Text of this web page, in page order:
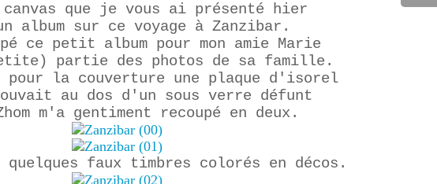
que je vous ai présenté hier
album sur ce voyage à Zanzibar.
ce petit album pour mon amie Marie
partie des photos de sa famille.
la couverture une plaque d'isorel
au dos d'un sous verre défunt
m'a gentiment recoupé en deux.
faux timbres colorés en décos.